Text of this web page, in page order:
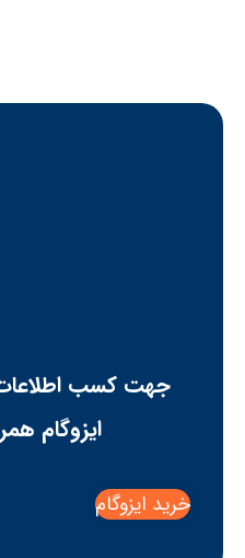
جهت کسب اطلاعات
ایزوگام
خرید ایزوگام